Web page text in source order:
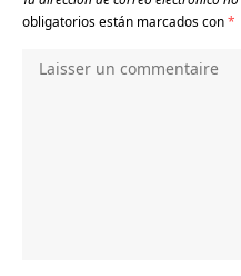
obligatorios están marcados con*